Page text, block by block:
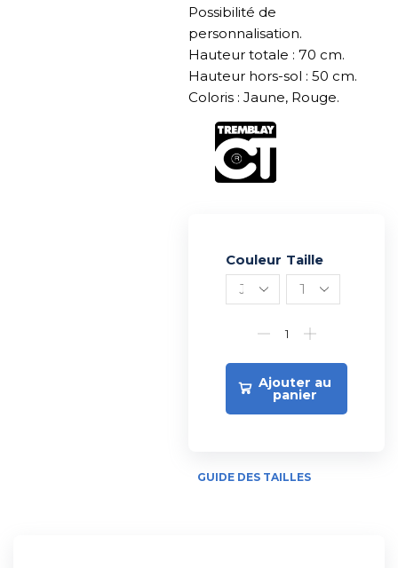
Possibilité de
personnalisation.
Hauteur totale : 70 cm.
Hauteur hors-sol : 50 cm.
Coloris : Jaune, Rouge.
Couleur Taille
Ajouter au
panier
Alternative:
GUIDE DES TAILLES